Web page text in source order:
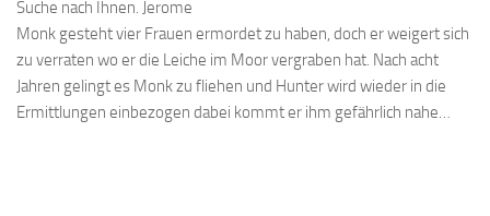
Suche nach Ihnen. Jerome
Monk gesteht vier Frauen ermordet zu haben, doch er weigert sich
zu verraten wo er die Leiche im Moor vergraben hat. Nach acht
Jahren gelingt es Monk zu fliehen und Hunter wird wieder in die
Ermittlungen einbezogen dabei kommt er ihm gefährlich nahe…